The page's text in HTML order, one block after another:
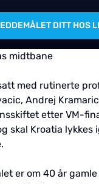
DITT HOS
midtbane
med rutinerte
Andrej
etter VM-
skal Kroatia lykkes
er om 40 år